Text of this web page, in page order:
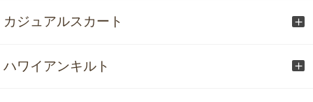
カジュアルスカート
ハワイアンキルト